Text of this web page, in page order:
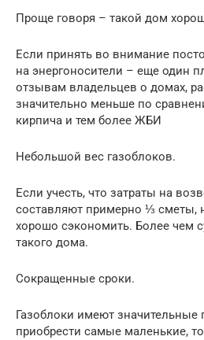
Проще говоря – такой дом
Если принять во внимание
на энергоносители – еще один
отзывам владельцев о домах,
значительно меньше по
кирпича и тем более ЖБИ
Небольшой вес газоблоков.
Если учесть, что затраты на
составляют примерно ⅓ сметы,
хорошо сэкономить. Более чем
такого дома.
Сокращенные сроки.
Газоблоки имеют значительные
приобрести самые маленькие,